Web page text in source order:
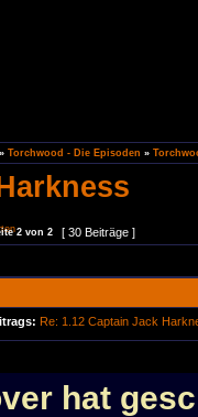
» Torchwood - Die Episoden »
2 von 2 [ 30 Beiträge ]
Re: 1.12 Captain Jack
hat